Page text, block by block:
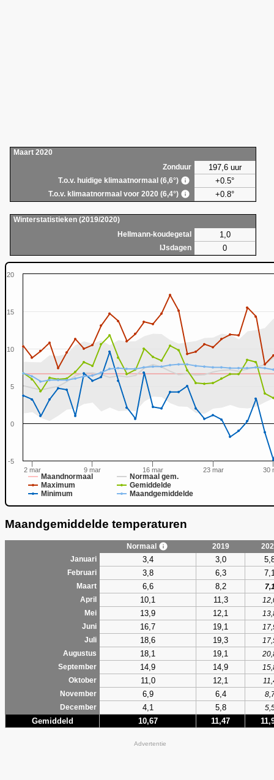
Maart 2020
Zonduur
197,6 uur
T.o.v. huidige klimaatnormaal (6,6°) +0.5°
T.o.v. klimaatnormaal voor 2020 (6,4°) +0.8°
Winterstatistieken (2019/2020)
Hellmann-koudegetal
1,0
IJsdagen 0
Maandnormaal
Normaal gem.
Maximum
Gemiddelde
Minimum
Maandgemiddelde
2 mar 9 mar 16 mar 23 mar 30
-5
0
5
10
15
20
Maandgemiddelde temperaturen
Normaal 2019
Januari
3,4 3,0
Februari 3,8 6,3
Maart 6,6 8,2
April
10,1 11,3
Mei
13,9 12,1
Juni
16,7 19,1
Juli
18,6 19,3
Augustus
18,1 19,1
September
14,9 14,9
Oktober
11,0 12,1
November
6,9 6,4
December
4,1 5,8
Gemiddeld 10,67 11,47
Advertentie